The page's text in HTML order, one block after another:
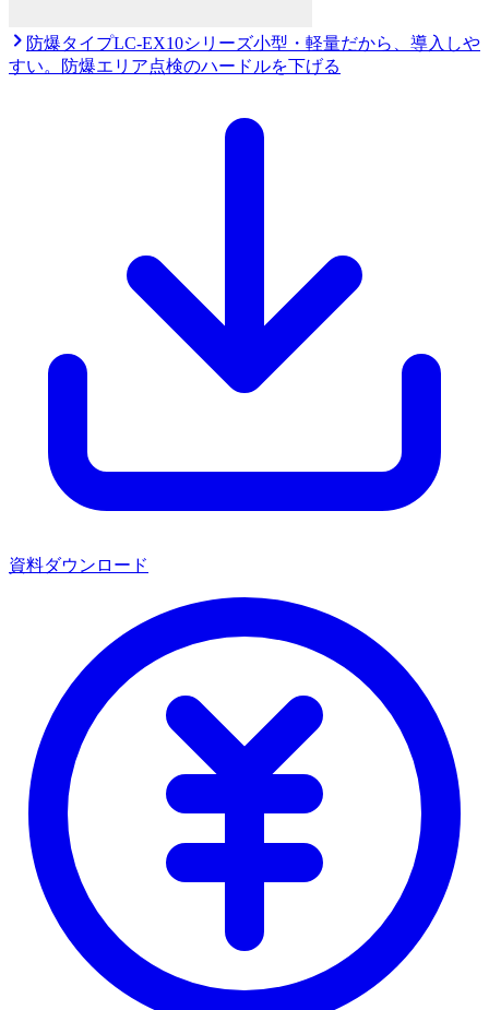
防爆タイプLC-EX10シリーズ小型・軽量だから、導入しや
すい。防爆エリア点検のハードルを下げる
資料ダウンロード